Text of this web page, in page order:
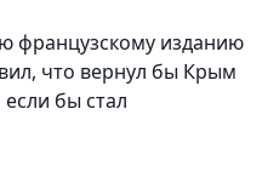
французскому изданию
что вернул бы Крым
бы стал